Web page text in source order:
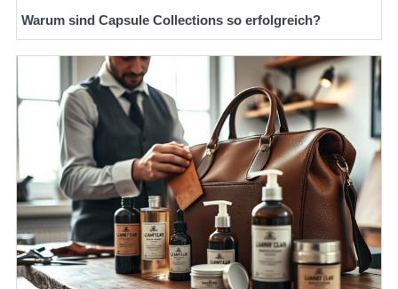
Warum sind Capsule Collections so erfolgreich?